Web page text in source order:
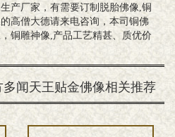
产厂家，有需要订制脱胎佛像,铜
高僧大德请来电咨询，本司铜佛
铜雕神像,产品工艺精甚、质优价
闻天王贴金佛像相关推荐